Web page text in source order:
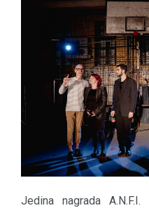
Jedina nagrada